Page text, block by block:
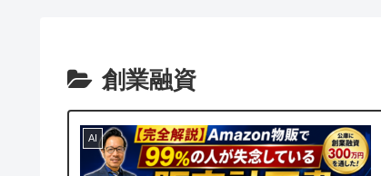
創業融資
AI